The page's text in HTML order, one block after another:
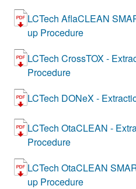
LCTech AflaCLEAN
up Procedure
LCTech CrossTOX -
Procedure
LCTech DONeX -
LCTech OtaCLEAN -
Procedure
LCTech OtaCLEAN
up Procedure